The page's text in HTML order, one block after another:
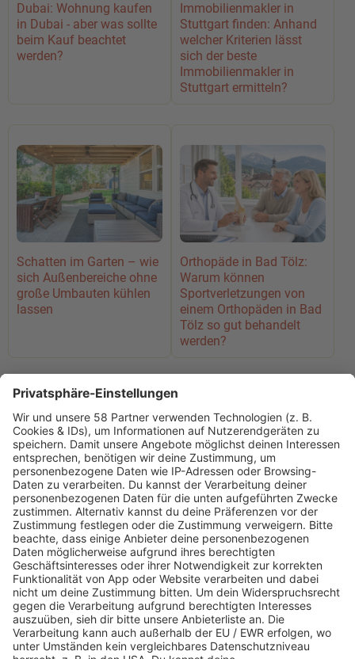
Dubai: Wohnung kaufen
in Dubai - aber was sollte
beim Kauf beachtet
werden?
Immobilienmakler in
Stuttgart finden: Anhand
welcher Kriterien lässt
sich der beste
Immobilienmakler in
Stuttgart ermitteln?
Schatten im Garten – wie
sich Außenbereiche ohne
große Umbauten kühlen
lassen
Orthopäde in Bad Tölz:
Warum können
Sportverletzungen von
einem Orthopäden in Bad
Tölz so gut behandelt
werden?
Tipps zur perfekten
Bewerbung
UL-Label für
Industrieunternehmen:
Welche Vorgaben für UL-
Etiketten müssen
beachtet werden?